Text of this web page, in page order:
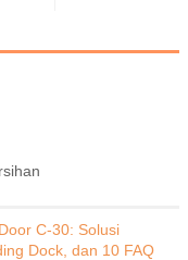
C-30: Solusi
Dock, dan 10 FAQ